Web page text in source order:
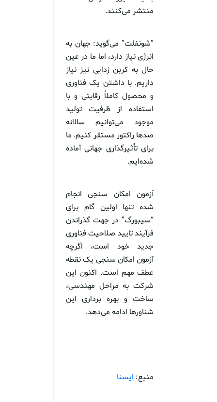
منتشر می‌کنند.
“شونفلت” می‌گوید: جهان به
انرژی نیاز دارد، اما ما در عین
حال به کربن زدایی نیز نیاز
داریم. با داشتن یک فناوری
و محصول کاملاً رقابتی و با
استفاده از ظرفیت تولید
موجود می‌توانیم سالانه
صدها راکتور مستقر کنیم. ما
برای تأثیرگذاری جهانی آماده
شده‌ایم.
آزمون امکان سنجی انجام
شده تنها اولین گام برای
“سیبورگ” در جهت گذراندن
فرآیند تایید صلاحیت فناوری
جدید خود است، اگرچه
آزمون امکان سنجی یک نقطه
عطف مهم است. اکنون این
شرکت به مراحل مهندسی،
ساخت و بهره برداری این
شناورها ادامه می‌دهد.
منبع: ایسنا